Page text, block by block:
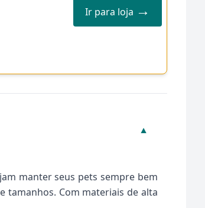
Ir para loja →
▼
manter seus pets sempre bem
tamanhos. Com materiais de alta